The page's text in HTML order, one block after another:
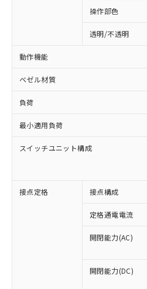
操作部色
透明/不透明
動作機能
ベゼル材質
負荷
最小適用負荷
スイッチユニット構成
接点定格 接点構成
定格通電電流
開閉能力(AC)
開閉能力(DC)
ご利用条件
対応済み：EU RoHS
非含有に対応した製品が
有に対応した製品に切り